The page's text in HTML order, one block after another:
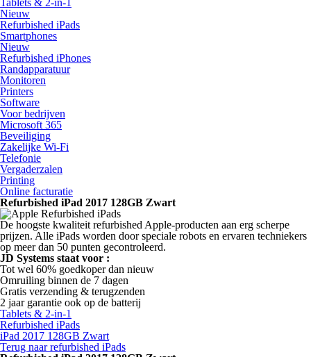
Tablets & 2-in-1
Nieuw
Refurbished iPads
Smartphones
Nieuw
Refurbished iPhones
Randapparatuur
Monitoren
Printers
Software
Voor bedrijven
Microsoft 365
Beveiliging
Zakelijke Wi-Fi
Telefonie
Vergaderzalen
Printing
Online facturatie
Refurbished iPad 2017 128GB Zwart
De hoogste kwaliteit refurbished Apple-producten aan erg scherpe
prijzen. Alle iPads worden door speciale robots en ervaren techniekers
op meer dan 50 punten gecontroleerd.
JD Systems staat voor :
Tot wel 60% goedkoper dan nieuw
Omruiling binnen de 7 dagen
Gratis verzending & terugzenden
2 jaar garantie ook op de batterij
Tablets & 2-in-1
Refurbished iPads
iPad 2017 128GB Zwart
Terug naar refurbished iPads